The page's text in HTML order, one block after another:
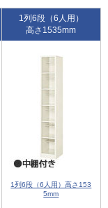
1列6段（6人用）
高さ1535mm
1列6段（6人用）高さ153
5mm